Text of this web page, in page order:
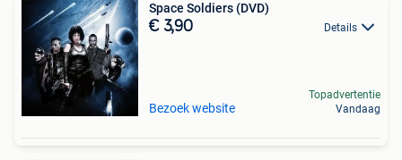
Space Soldiers (DVD)
€ 3,90 Details
Bezoek website
Topadvertentie
Vandaag